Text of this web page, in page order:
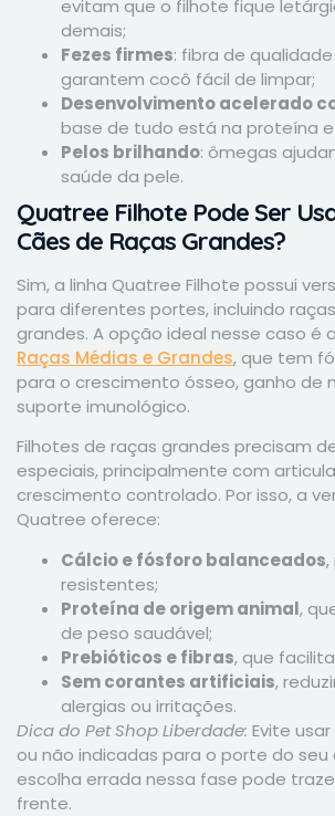
evitam que o filhote fique
demais;
Fezes firmes: fibra de
garantem cocô fácil de limpar;
Desenvolvimento acelerado
base de tudo está na proteína e
Pelos brilhando: ômegas
saúde da pele.
Quatree Filhote Pode Ser
Cães de Raças Grandes?
Sim, a linha Quatree Filhote possui
para diferentes portes, incluindo
grandes. A opção ideal nesse caso é a
Raças Médias e Grandes, que tem
para o crescimento ósseo, ganho de
suporte imunológico.
Filhotes de raças grandes precisam
especiais, principalmente com
crescimento controlado. Por isso, a
Quatree oferece:
Cálcio e fósforo balanceados,
resistentes;
Proteína de origem animal,
de peso saudável;
Prebióticos e fibras, que
Sem corantes artificiais,
alergias ou irritações.
Dica do Pet Shop Liberdade: Evite
ou não indicadas para o porte do seu
escolha errada nessa fase pode
frente.